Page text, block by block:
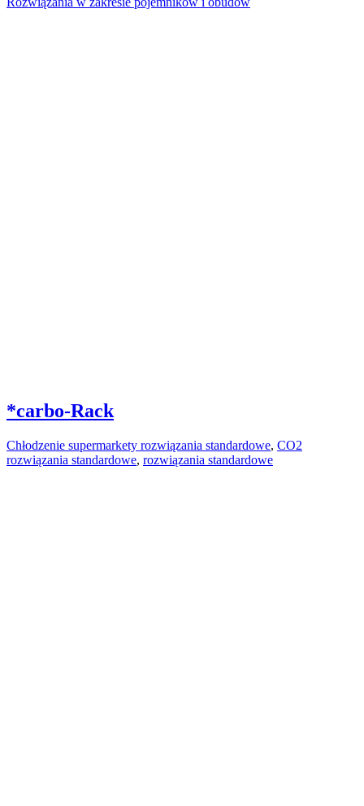
*carbo-Rack
Chłodzenie supermarkety rozwiązania standardowe, CO2
rozwiązania standardowe, rozwiązania standardowe